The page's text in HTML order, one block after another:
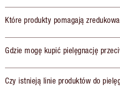
Które produkty pomagają
Gdzie mogę kupić pielęgnację
Czy istnieją linie produktów do